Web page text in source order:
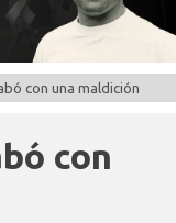
con una maldición
con